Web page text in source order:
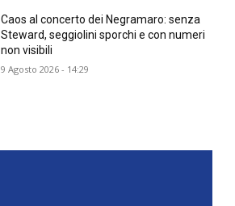
Caos al concerto dei Negramaro: senza
Steward, seggiolini sporchi e con numeri
non visibili
9 Agosto 2026 - 14:29